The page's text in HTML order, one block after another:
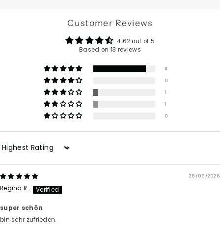
Customer Reviews
4.62 out of 5
Based on 13 reviews
11
0
1
1
0
Sort by
26/06/2026
Regina R.
super schön
bin sehr zufrieden.